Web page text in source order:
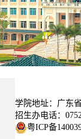
学院地址：广东
招生办电话：
粤ICP备